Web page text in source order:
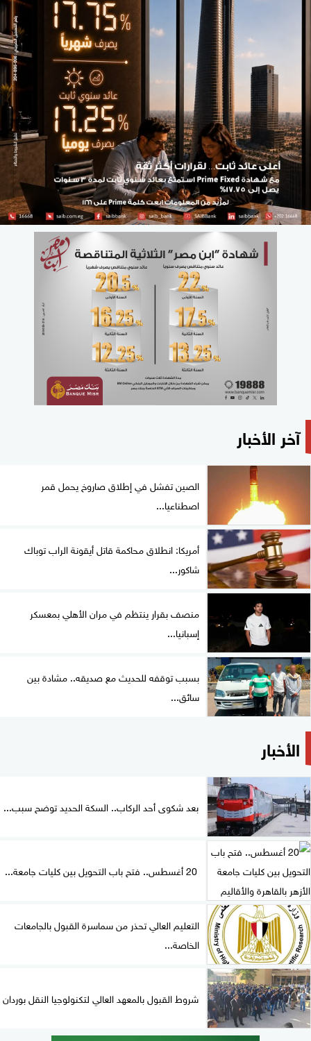
آخر الأخبار
الصين تفشل في إطلاق صاروخ يحمل قمر
اصطناعيا...
أمريكا: انطلاق محاكمة قاتل أيقونة الراب توباك
شاكور...
منصف بقرار ينتظم في مران الأهلي بمعسكر
إسبانيا...
بسبب توقفه للحديث مع صديقه.. مشادة بين
سائق...
الأخبار
بعد شكوى أحد الركاب.. السكة الحديد توضح سبب...
20 أغسطس.. فتح باب التحويل بين كليات جامعة...
التعليم العالي تحذر من سماسرة القبول بالجامعات
الخاصة...
شروط القبول بالمعهد العالي لتكنولوجيا النقل بوردان